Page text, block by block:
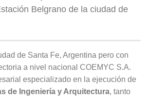
Belgrano de la ciudad de
de Santa Fe, Argentina pero con
a nivel nacional COEMYC S.A.
especializado en la ejecución de
de Ingeniería y Arquitectura, tanto